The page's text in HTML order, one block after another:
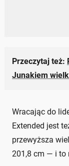
Przeczytaj też:
Junakiem
Wracając do
Extended jest
przewyższa
201,8 cm — i to